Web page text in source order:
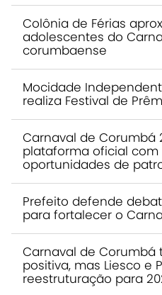
Colônia de Férias
adolescentes do
corumbaense
Mocidade
realiza Festival de
Carnaval de Corumbá
plataforma oficial
oportunidades de
Prefeito defende
para fortalecer o
Carnaval de Corumbá
positiva, mas Liesco e
reestruturação para